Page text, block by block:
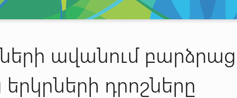
ավանում
դրոշները